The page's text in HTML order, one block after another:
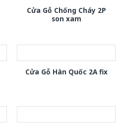
Cửa Gỗ Chống Cháy 2P
son xam
Cửa Gỗ Hàn Quốc 2A fix